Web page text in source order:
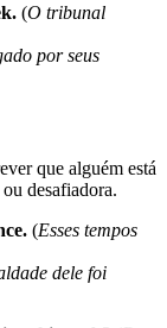
(O tribunal
por seus
que alguém está
desafiadora.
(Esses tempos
dele foi